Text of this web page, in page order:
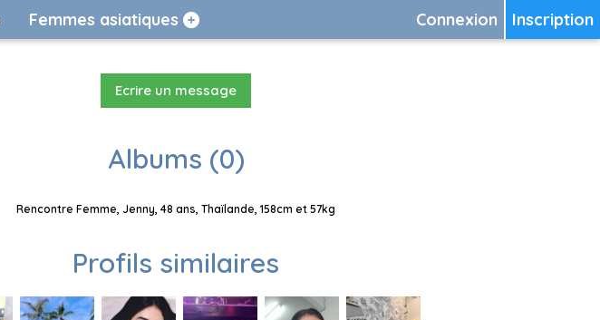
Inscription
Connexion
Femmes asiatiques
Ecrire un message
Albums (0)
Rencontre Femme, Jenny, 48 ans, Thaïlande, 158cm et 57kg
Profils similaires